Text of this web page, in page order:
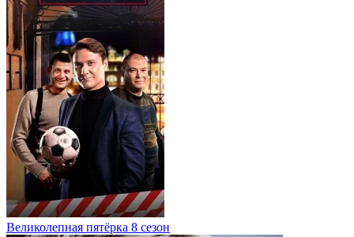
Великолепная пятёрка 8 сезон